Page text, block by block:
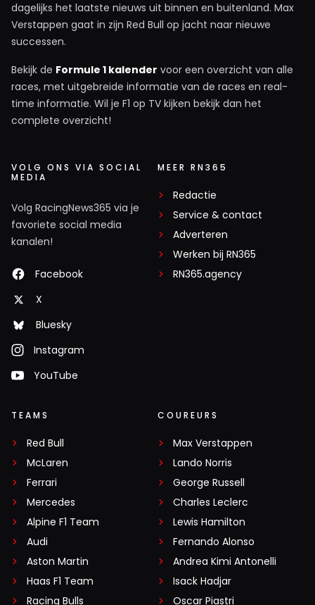
dagelijks het laatste nieuws uit binnen en buitenland. Max
Verstappen gaat in zijn Red Bull op jacht naar nieuwe
successen.
Bekijk de Formule 1 kalender voor een overzicht van alle
races, met uitgebreide informatie van de races en real-
time informatie. Wil je F1 op TV kijken bekijk dan het
complete overzicht!
VOLG ONS VIA SOCIAL
MEDIA
Volg RacingNews365 via je
favoriete social media
kanalen!
Facebook
X
Bluesky
Instagram
YouTube
MEER RN365
Redactie
Service & contact
Adverteren
Werken bij RN365
RN365.agency
TEAMS
Red Bull
McLaren
Ferrari
Mercedes
Alpine F1 Team
Audi
Aston Martin
Haas F1 Team
Racing Bulls
COUREURS
Max Verstappen
Lando Norris
George Russell
Charles Leclerc
Lewis Hamilton
Fernando Alonso
Andrea Kimi Antonelli
Isack Hadjar
Oscar Piastri